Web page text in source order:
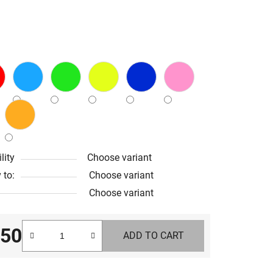
Choose variant
to:
Choose variant
Choose variant
price:
ADD TO CART